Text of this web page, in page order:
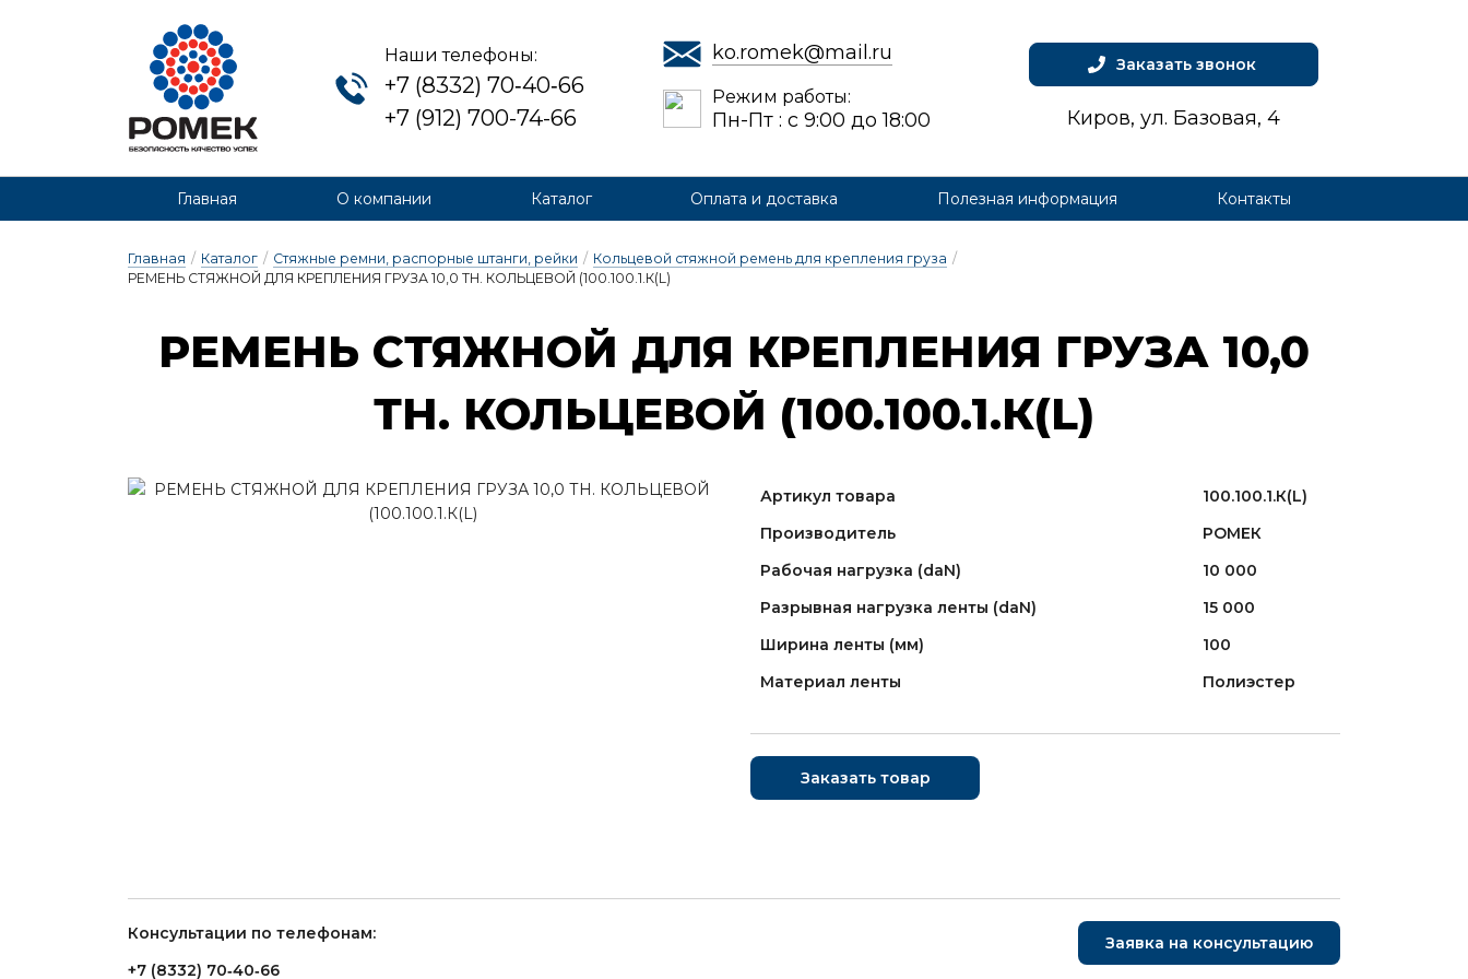
Главная О компании Каталог Оплата и доставка Полезная информация Контакты
Наши телефоны:
+7 (8332) 70‑40‑66
+7 (912) 700-74-66
ko.romek@mail.ru
Режим работы:
Пн-Пт : с 9:00 до 18:00
Заказать звонок
Киров, ул. Базовая, 4
Главная / Каталог / Стяжные ремни, распорные штанги, рейки / Кольцевой стяжной ремень для крепления груза /
РЕМЕНЬ СТЯЖНОЙ ДЛЯ КРЕПЛЕНИЯ ГРУЗА 10,0 ТН. КОЛЬЦЕВОЙ (100.100.1.К(L)
РЕ­МЕНЬ СТЯЖ­НОЙ ДЛЯ КРЕП­ЛЕ­НИЯ ГРУ­ЗА 10,0
ТН. КОЛЬ­ЦЕ­ВОЙ (100.100.1.К(L)
Артикул товара
100.100.1.К(L)
Производитель
РОМЕК
Рабочая нагрузка (daN)
10 000
Разрывная нагрузка ленты (daN)
15 000
Ширина ленты (мм)
100
Материал ленты
Полиэстер
Заказать товар
Консультации по телефонам:
+7 (8332) 70‑40‑66
Заявка на консультацию